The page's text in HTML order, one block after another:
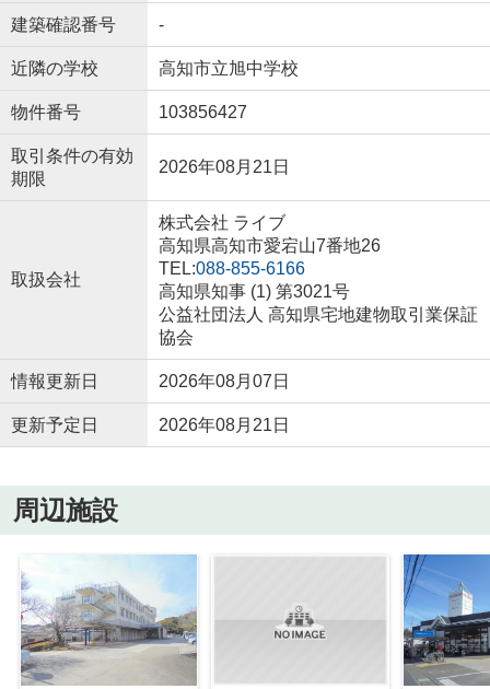
建築確認番号 -
近隣の学校 高知市立旭中学校
物件番号 103856427
取引条件の有効
期限
2026年08月21日
取扱会社
株式会社 ライブ
高知県高知市愛宕山7番地26
TEL:088-855-6166
高知県知事 (1) 第3021号
公益社団法人 高知県宅地建物取引業保証
協会
情報更新日 2026年08月07日
更新予定日 2026年08月21日
周辺施設